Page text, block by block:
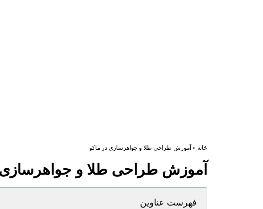
خانه » آموزش طراحی طلا و جواهرسازی در ماکو
آموزش طراحی طلا و جواهرسازی
فهرست عناوین